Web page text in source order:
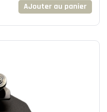
AJouter au panier